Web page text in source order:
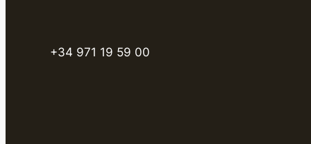
+34 971 19 59 00